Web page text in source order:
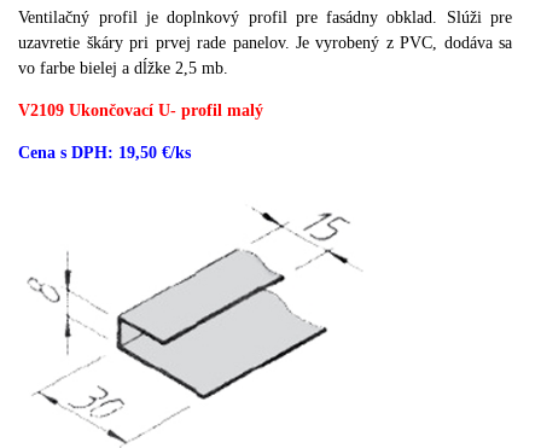
Ventilačný profil je doplnkový profil pre fasádny obklad. Slúži pre
uzavretie škáry pri prvej rade panelov. Je vyrobený z PVC, dodáva sa
vo farbe bielej a dĺžke 2,5 mb.
V2109 Ukončovací U- profil malý
Cena s DPH: 19,50 €/ks